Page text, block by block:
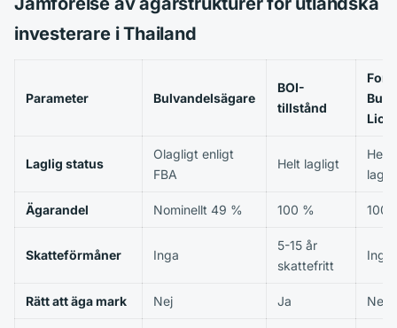
investerare i Thailand
Parameter Bulvandelsägare
BOI-
tillstånd
Laglig status
Olagligt enligt
FBA
Helt lagligt
Helt
Ägarandel Nominellt 49 % 100 % 100
Skatteförmåner Inga
5-15 år
skattefritt
Inga
Rätt att äga mark Nej Ja Nej